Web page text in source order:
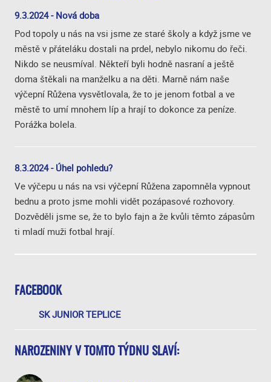
FACEBOOK
SK JUNIOR TEPLICE
NAROZENINY V TOMTO TÝDNU SLAVÍ:
9.3.2024 - Nová doba
Pod topoly u nás na vsi jsme ze staré školy a když jsme ve
městě v přáteláku dostali na prdel, nebylo nikomu do řeči.
Nikdo se neusmíval. Někteří byli hodně nasraní a ještě
doma štěkali na manželku a na děti. Marně nám naše
výčepní Růžena vysvětlovala, že to je jenom fotbal a ve
městě to umí mnohem líp a hrají to dokonce za peníze.
Porážka bolela.
8.3.2024 - Úhel pohledu?
Ve výčepu u nás na vsi výčepní Růžena zapomněla vypnout
bednu a proto jsme mohli vidět pozápasové rozhovory.
Dozvěděli jsme se, že to bylo fajn a že kvůli těmto zápasům
ti mladí muži fotbal hrají.